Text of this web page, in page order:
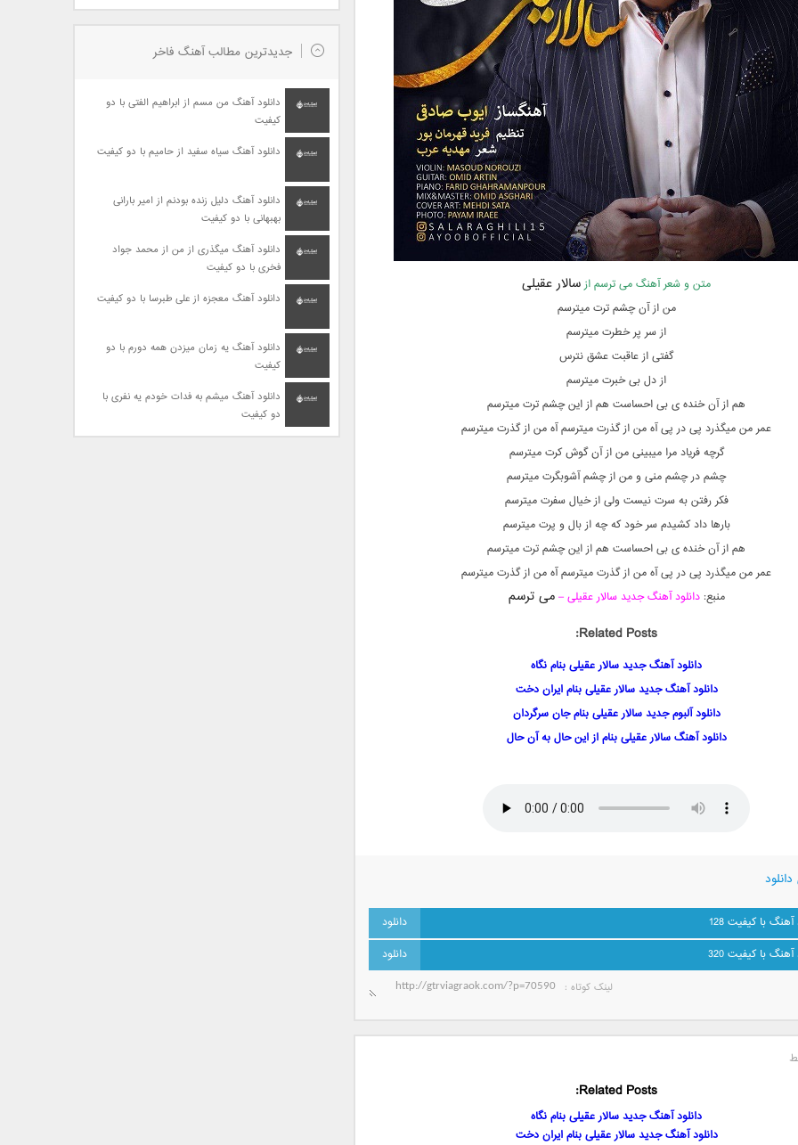
متن و شعر آهنگ می ترسم ازسالار عقیلی
من از آن چشم ترت میترسم
از سر پر خطرت میترسم
گفتی از عاقبت عشق نترس
از دل بی خبرت میترسم
هم از آن خنده ی بی احساست هم از این چشم ترت میترسم
عمر من میگذرد پی در پی آه من از گذرت میترسم آه من از گذرت میترسم
گرچه فریاد مرا میبینی من از آن گوش کرت میترسم
چشم در چشم منی و من از چشم آشوبگرت میترسم
فکر رفتن به سرت نیست ولی از خیال سفرت میترسم
بارها داد کشیدم سر خود که چه از بال و پرت میترسم
هم از آن خنده ی بی احساست هم از این چشم ترت میترسم
عمر من میگذرد پی در پی آه من از گذرت میترسم آه من از گذرت میترسم
منبع:دانلود آهنگ جدید سالار عقیلی –می ترسم
Related Posts:
دانلود آهنگ جدید سالار عقیلی بنام نگاه
دانلود آهنگ جدید سالار عقیلی بنام ایران دخت
دانلود آلبوم جدید سالار عقیلی بنام جان سرگردان
دانلود آهنگ سالار عقیلی بنام از این حال به آن حال
آهنگ با کیفیت 128
آهنگ با کیفیت 320
لینک کوتاه‌ :
Related Posts:
دانلود آهنگ جدید سالار عقیلی بنام نگاه
دانلود آهنگ جدید سالار عقیلی بنام ایران دخت
جدیدترین مطالب آهنگ فاخر
دانلود آهنگ من مسم از ابراهیم الفتی با دو
کیفیت
دانلود آهنگ سیاه سفید از حامیم با دو کیفیت
دانلود آهنگ دلیل زنده بودنم از امیر بارانی
بهبهانی با دو کیفیت
دانلود آهنگ میگذری از من از محمد جواد
فخری با دو کیفیت
دانلود آهنگ معجزه از علی طبرسا با دو کیفیت
دانلود آهنگ یه زمان میزدن همه دورم با دو
کیفیت
دانلود آهنگ میشم به فدات خودم یه نفری با
دو کیفیت